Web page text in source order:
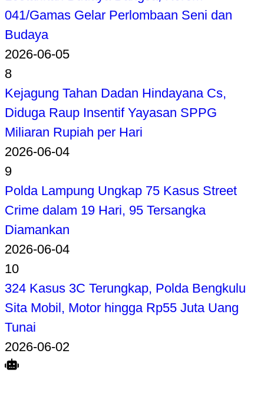
041/Gamas Gelar Perlombaan Seni dan
Budaya
2026-06-05
8
Kejagung Tahan Dadan Hindayana Cs,
Diduga Raup Insentif Yayasan SPPG
Miliaran Rupiah per Hari
2026-06-04
9
Polda Lampung Ungkap 75 Kasus Street
Crime dalam 19 Hari, 95 Tersangka
Diamankan
2026-06-04
10
324 Kasus 3C Terungkap, Polda Bengkulu
Sita Mobil, Motor hingga Rp55 Juta Uang
Tunai
2026-06-02